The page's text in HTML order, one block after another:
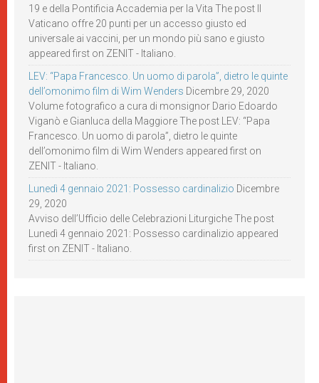
19 e della Pontificia Accademia per la Vita The post Il
Vaticano offre 20 punti per un accesso giusto ed
universale ai vaccini, per un mondo più sano e giusto
appeared first on ZENIT - Italiano.
LEV: “Papa Francesco. Un uomo di parola”, dietro le quinte
dell’omonimo film di Wim Wenders Dicembre 29, 2020
Volume fotografico a cura di monsignor Dario Edoardo
Viganò e Gianluca della Maggiore The post LEV: “Papa
Francesco. Un uomo di parola”, dietro le quinte
dell’omonimo film di Wim Wenders appeared first on
ZENIT - Italiano.
Lunedì 4 gennaio 2021: Possesso cardinalizio Dicembre
29, 2020
Avviso dell’Ufficio delle Celebrazioni Liturgiche The post
Lunedì 4 gennaio 2021: Possesso cardinalizio appeared
first on ZENIT - Italiano.